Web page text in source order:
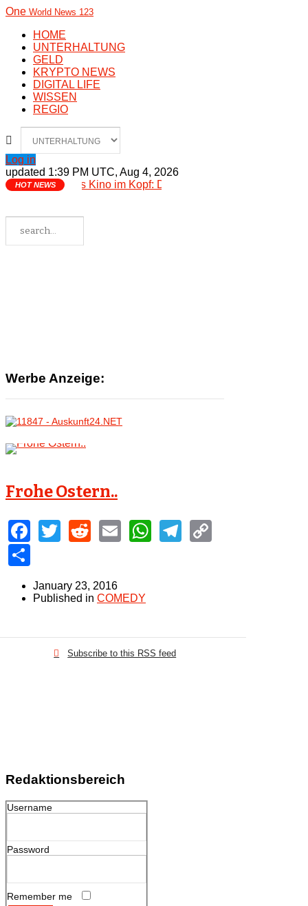
One World News 123
HOME
UNTERHALTUNG
GELD
KRYPTO NEWS
DIGITAL LIFE
WISSEN
REGIO
Log in
updated 1:39 PM UTC, Aug 4, 2026
HOT NEWS Das Kino im Kopf: Die 82. Filmfestspiele von
Werbe Anzeige:
Frohe Ostern..
Facebook
TwitterRedditEmailWhatsApp
Telegram
January 23, 2016
Published in COMEDY
Subscribe to this RSS feed
Redaktionsbereich
Username
Password
Remember me